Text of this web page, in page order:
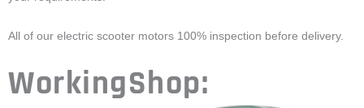
All of our electric scooter motors 100% inspection before delivery.
WorkingShop: